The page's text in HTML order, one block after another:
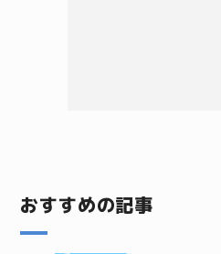
おすすめの記事